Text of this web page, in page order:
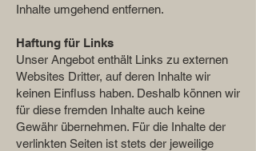
Inhalte umgehend entfernen.
Haftung für Links
Unser Angebot enthält Links zu externen
Websites Dritter, auf deren Inhalte wir
keinen Einfluss haben. Deshalb können wir
für diese fremden Inhalte auch keine
Gewähr übernehmen. Für die Inhalte der
verlinkten Seiten ist stets der jeweilige